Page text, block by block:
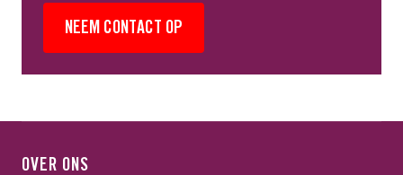
NEEM CONTACT OP
OVER ONS